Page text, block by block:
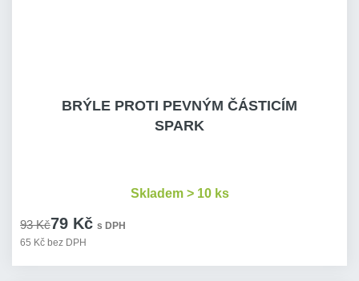
BRÝLE PROTI PEVNÝM ČÁSTICÍM
SPARK
93 Kč79 Kč s DPH
65 Kč bez DPH
Skladem > 10 ks